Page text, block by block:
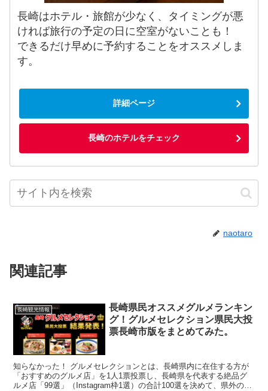
長崎はホテル・旅館が少なく、タイミングが悪
ければ旅行の予定の日に空室がないことも！
できるだけ早めに予約することをオススメしま
す。
詳細ページ
長崎のホテルをチェック
naotaro
関連記事
長崎観光情報
長崎県民オススメグルメランキン
グ！グルメセレクション県民大投
票長崎市版をまとめてみた。
知らなかった！ グルメセレクションとは、長崎県内に在住する方が
「おすすめのグルメ店」を1人1票投票し、長崎県を代表する絶品グ
ルメ店「99選」（Instagram枠1選）の合計100選を決めて、県外の友